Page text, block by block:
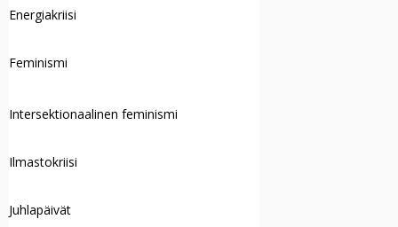
Energiakriisi
Feminismi
Intersektionaalinen feminismi
Ilmastokriisi
Juhlapäivät